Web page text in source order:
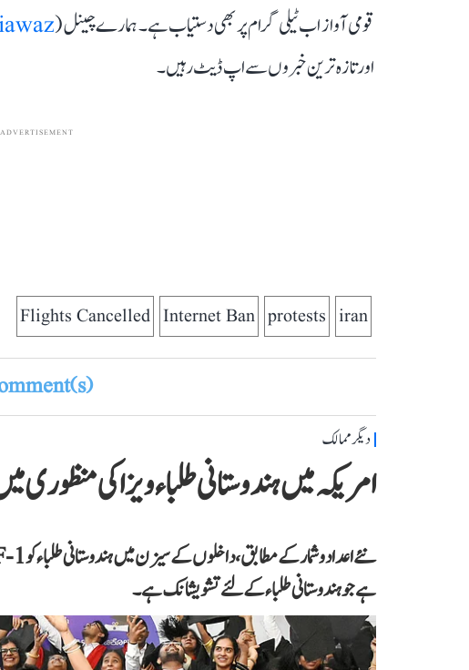
قومی آواز اب ٹیلی گرام پر بھی دستیاب ہے۔ ہمارے چینل (
اور تازہ ترین خبروں سے اپ ڈیٹ رہیں۔
ADVERTISEMENT
iran
protests
Internet Ban
Flights Cancelled
دیگر ممالک
امریکہ میں ہندوستانی طلباء ویزا کی منظوری میں 62 فیصد کی
ہے جو ہندوستانی طلباء کے لئے تشویشانک ہے۔